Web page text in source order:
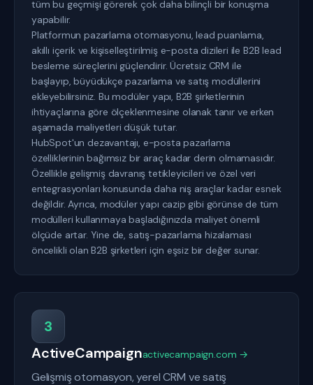
tüm bu geçmişi görerek çok daha bilinçli bir konuşma
yapabilir.
Platformun pazarlama otomasyonu, lead puanlama,
akıllı içerik ve kişiselleştirilmiş e-posta dizileri ile B2B lead
besleme süreçlerini güçlendirir. Ücretsiz CRM ile
başlayıp, büyüdükçe pazarlama ve satış modüllerini
ekleyebilirsiniz. Bu modüler yapı, B2B şirketlerinin
ihtiyaçlarına göre ölçeklenmesine olanak tanır ve erken
aşamada maliyetleri düşük tutar.
HubSpot'un dezavantajı, e-posta pazarlama
özelliklerinin bağımsız bir araç kadar derin olmamasıdır.
Özellikle gelişmiş davranış tetikleyicileri ve özel veri
entegrasyonları konusunda daha niş araçlar kadar esnek
değildir. Ayrıca, modüler yapı cazip gibi görünse de tüm
modülleri kullanmaya başladığınızda maliyet önemli
ölçüde artar. Yine de, satış-pazarlama hizalaması
öncelikli olan B2B şirketleri için eşsiz bir değer sunar.
3
ActiveCampaignactivecampaign.com →
Gelişmiş otomasyon, yerel CRM ve satış